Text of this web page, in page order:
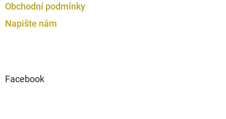
Obchodní podmínky
Napište nám
Facebook